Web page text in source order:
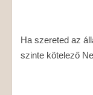
Ha szereted az
szinte kötelező